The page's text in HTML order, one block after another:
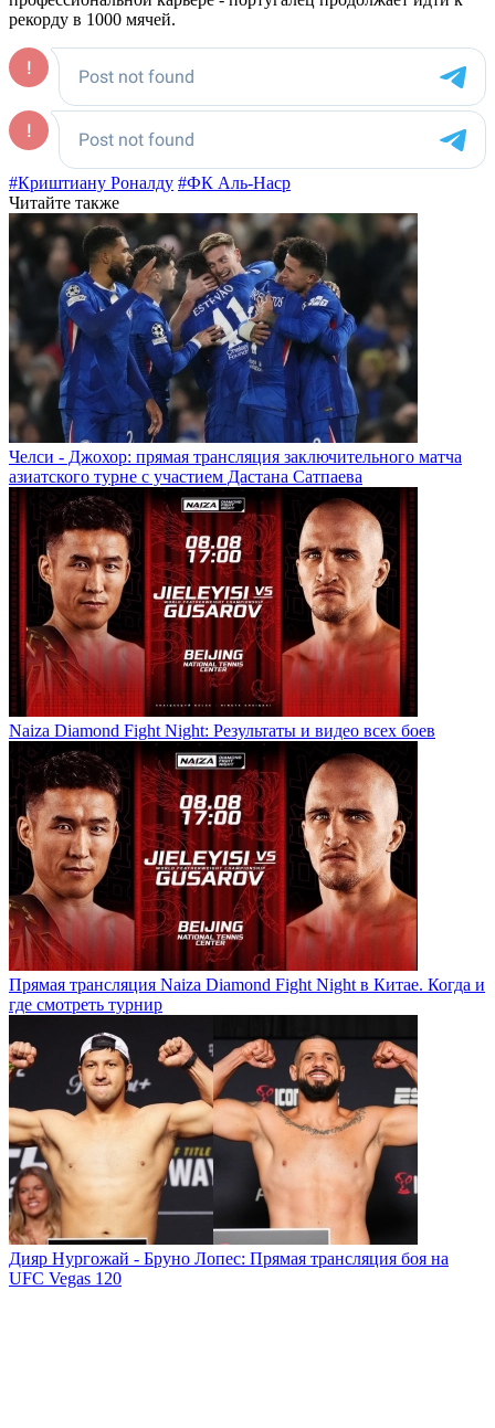
рекорду в 1000 мячей.
#Криштиану Роналду #ФК Аль-Наср
Читайте также
Челси - Джохор: прямая трансляция заключительного матча
азиатского турне с участием Дастана Сатпаева
Naiza Diamond Fight Night: Результаты и видео всех боев
Прямая трансляция Naiza Diamond Fight Night в Китае. Когда и
где смотреть турнир
Дияр Нургожай - Бруно Лопес: Прямая трансляция боя на
UFC Vegas 120